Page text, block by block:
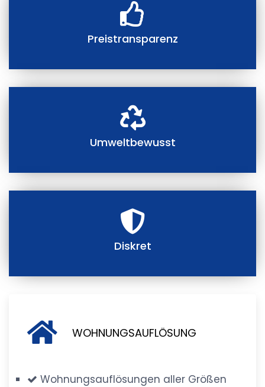
Preistransparenz
Umweltbewusst
Diskret
WOHNUNGSAUFLÖSUNG
Wohnungsauflösungen aller Größen